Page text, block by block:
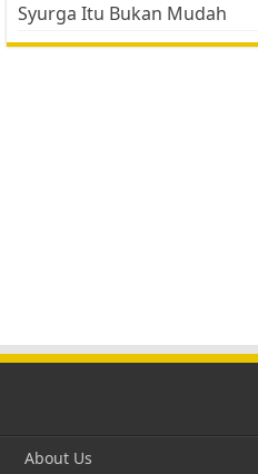
Syurga Itu Bukan Mudah
About Us